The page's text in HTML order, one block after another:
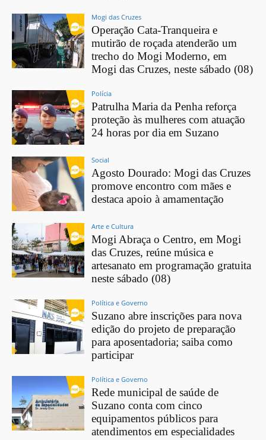
Mogi das Cruzes
Operação Cata-Tranqueira e
mutirão de roçada atenderão um
trecho do Mogi Moderno, em
Mogi das Cruzes, neste sábado (08)
Polícia
Patrulha Maria da Penha reforça
proteção às mulheres com atuação
24 horas por dia em Suzano
Social
Agosto Dourado: Mogi das Cruzes
promove encontro com mães e
destaca apoio à amamentação
Arte e Cultura
Mogi Abraça o Centro, em Mogi
das Cruzes, reúne música e
artesanato em programação gratuita
neste sábado (08)
Política e Governo
Suzano abre inscrições para nova
edição do projeto de preparação
para aposentadoria; saiba como
participar
Política e Governo
Rede municipal de saúde de
Suzano conta com cinco
equipamentos públicos para
atendimentos em especialidades